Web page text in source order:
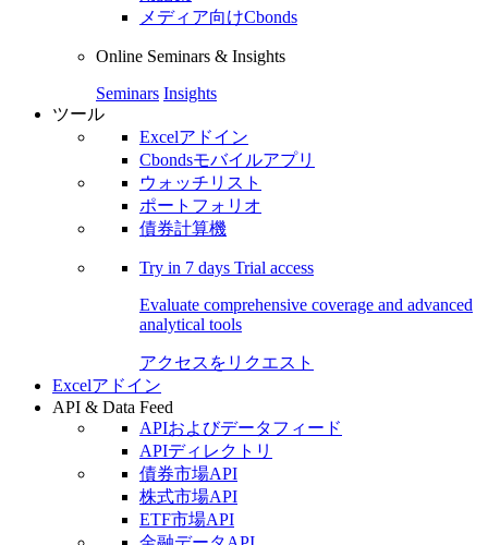
メディア向けCbonds
Online Seminars & Insights
Seminars Insights
ツール
Excelアドイン
Cbondsモバイルアプリ
ウォッチリスト
ポートフォリオ
債券計算機
Try in 7 days Trial access
Evaluate comprehensive coverage and advanced
analytical tools
アクセスをリクエスト
Excelアドイン
API & Data Feed
APIおよびデータフィード
APIディレクトリ
債券市場API
株式市場API
ETF市場API